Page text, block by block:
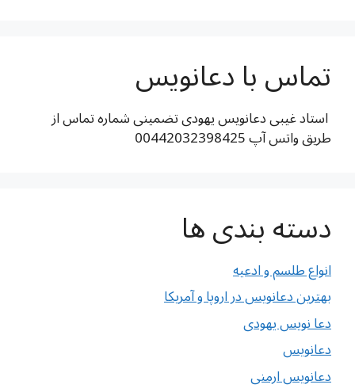
تماس با دعانویس
استاد غیبی دعانویس یهودی تضمینی شماره تماس از
طریق واتس آپ 00442032398425
دسته بندی ها
انواع طلسم و ادعیه
بهترین دعانویس در اروپا و آمریکا
دعا نویس یهودی
دعانویس
دعانویس ارمنی